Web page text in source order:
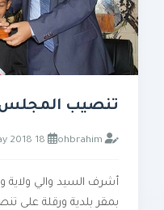
تنصيب المجلس
ohbrahim
بمقر بلدية ورقلة على